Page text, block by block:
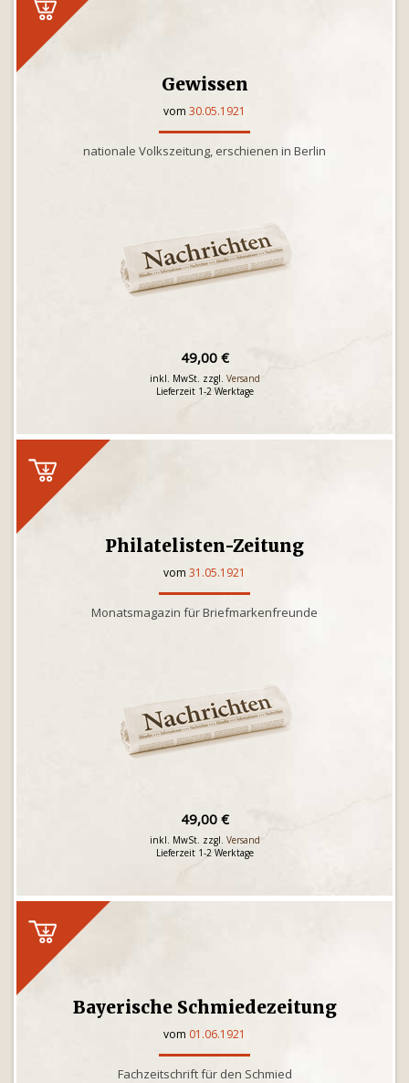
Gewissen
vom 30.05.1921
nationale Volkszeitung, erschienen in Berlin
49,00 €
inkl. MwSt. zzgl. Versand
Lieferzeit 1-2 Werktage
Philatelisten-Zeitung
vom 31.05.1921
Monatsmagazin für Briefmarkenfreunde
49,00 €
inkl. MwSt. zzgl. Versand
Lieferzeit 1-2 Werktage
Bayerische Schmiedezeitung
vom 01.06.1921
Fachzeitschrift für den Schmied